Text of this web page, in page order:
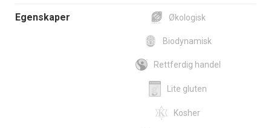
Egenskaper Økologisk
Biodynamisk
Rettferdig handel
Lite gluten
Kosher